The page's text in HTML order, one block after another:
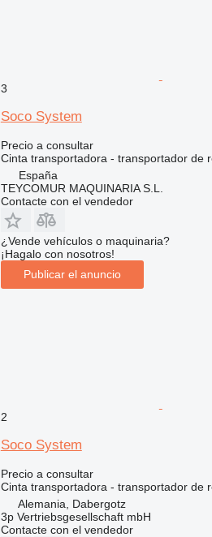
3
Soco System
Precio a consultar
Cinta transportadora - transportador de
España
TEYCOMUR MAQUINARIA S.L.
Contacte con el vendedor
¿Vende vehículos o maquinaria?
¡Hagalo con nosotros!
Publicar el anuncio
2
Soco System
Precio a consultar
Cinta transportadora - transportador de
Alemania, Dabergotz
3p Vertriebsgesellschaft mbH
Contacte con el vendedor